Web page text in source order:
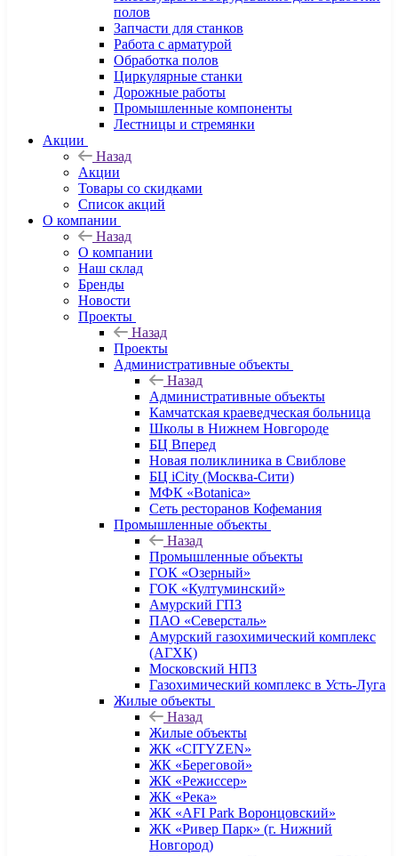
полов
Запчасти для станков
Работа с арматурой
Обработка полов
Циркулярные станки
Дорожные работы
Промышленные компоненты
Лестницы и стремянки
Акции
Назад
Акции
Товары со скидками
Список акций
О компании
Назад
О компании
Наш склад
Бренды
Новости
Проекты
Назад
Проекты
Административные объекты
Назад
Административные объекты
Камчатская краеведческая больница
Школы в Нижнем Новгороде
БЦ Вперед
Новая поликлиника в Свиблове
БЦ iCity (Москва-Сити)
МФК «Botanica»
Сеть ресторанов Кофемания
Промышленные объекты
Назад
Промышленные объекты
ГОК «Озерный»
ГОК «Култуминский»
Амурский ГПЗ
ПАО «Северсталь»
Амурский газохимический комплекс
(АГХК)
Московский НПЗ
Газохимический комплекс в Усть-Луга
Жилые объекты
Назад
Жилые объекты
ЖК «CITYZEN»
ЖК «Береговой»
ЖК «Режиссер»
ЖК «Река»
ЖК «AFI Park Воронцовский»
ЖК «Ривер Парк» (г. Нижний
Новгород)